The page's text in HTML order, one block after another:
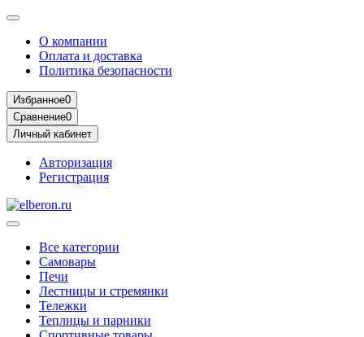
О компании
Оплата и доставка
Политика безопасности
Избранное0
Сравнение0
Личный кабинет
Авторизация
Регистрация
Все категории
Самовары
Печи
Лестницы и стремянки
Тележки
Теплицы и парники